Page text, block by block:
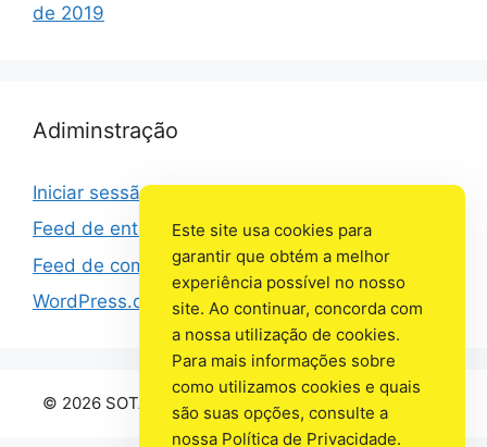
de 2019
Adiminstração
Iniciar sessão
Feed de entradas
Feed de comentários
WordPress.org
© 2026 SOTA Portugal • Criado com GeneratePress
Este site usa cookies para
garantir que obtém a melhor
experiência possível no nosso
site. Ao continuar, concorda com
a nossa utilização de cookies.
Para mais informações sobre
como utilizamos cookies e quais
são suas opções, consulte a
nossa Política de Privacidade.